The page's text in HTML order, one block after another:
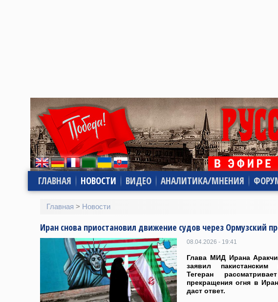
ГЛАВНАЯ НОВОСТИ ВИДЕО АНАЛИТИКА/МНЕНИЯ
Главная > Новости
Иран снова приостановил движение судов через Ормузский
08.04.2026 - 19:41
Глава МИД Ирана
заявил пакистанским
Тегеран
прекращения огня в
даст ответ.